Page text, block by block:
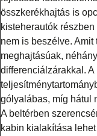
összkerékhajtás is
kisteherautók
nem is beszélve.
meghajtásúak,
differenciálzárakkal.
gólyalábas, míg hátul
A beltérben
kabin kialakítása